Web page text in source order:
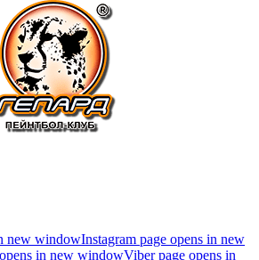
new windowInstagram page opens in new
in new windowViber page opens in